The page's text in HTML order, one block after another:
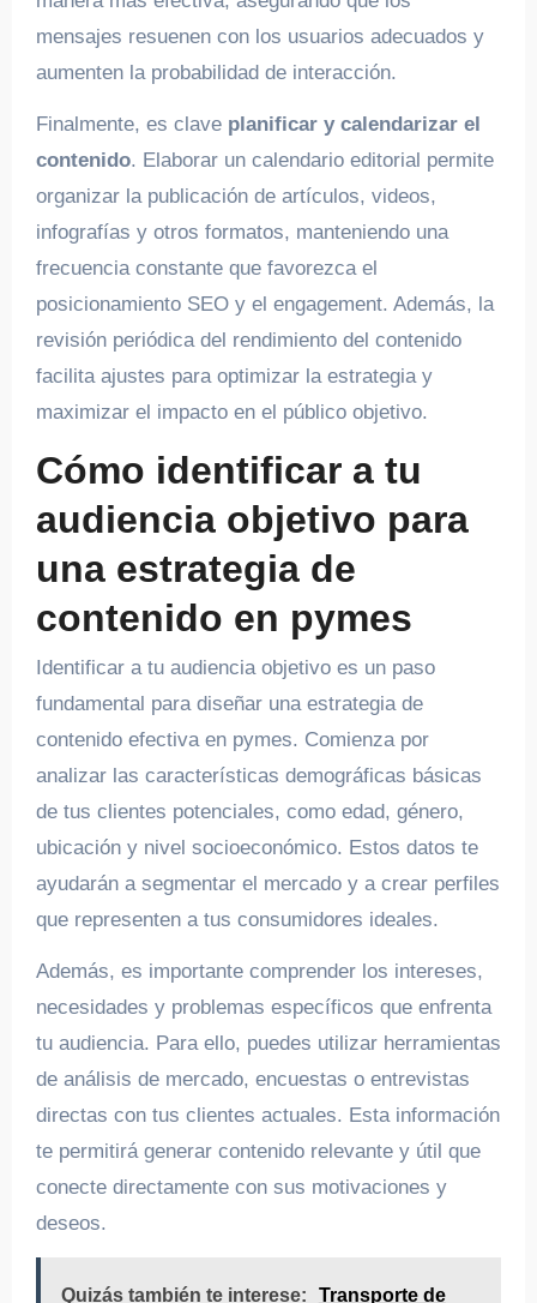
mensajes resuenen con los usuarios adecuados y
aumenten la probabilidad de interacción.
Finalmente, es clave planificar y calendarizar el
contenido. Elaborar un calendario editorial permite
organizar la publicación de artículos, videos,
infografías y otros formatos, manteniendo una
frecuencia constante que favorezca el
posicionamiento SEO y el engagement. Además, la
revisión periódica del rendimiento del contenido
facilita ajustes para optimizar la estrategia y
maximizar el impacto en el público objetivo.
Cómo identificar a tu
audiencia objetivo para
una estrategia de
contenido en pymes
Identificar a tu audiencia objetivo es un paso
fundamental para diseñar una estrategia de
contenido efectiva en pymes. Comienza por
analizar las características demográficas básicas
de tus clientes potenciales, como edad, género,
ubicación y nivel socioeconómico. Estos datos te
ayudarán a segmentar el mercado y a crear perfiles
que representen a tus consumidores ideales.
Además, es importante comprender los intereses,
necesidades y problemas específicos que enfrenta
tu audiencia. Para ello, puedes utilizar herramientas
de análisis de mercado, encuestas o entrevistas
directas con tus clientes actuales. Esta información
te permitirá generar contenido relevante y útil que
conecte directamente con sus motivaciones y
deseos.
Quizás también te interese:
Transporte de